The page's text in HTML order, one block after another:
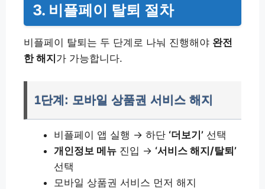
3. 비플페이 탈퇴 절차
비플페이 탈퇴는 두 단계로 나눠 진행해야 완전
한 해지가 가능합니다.
1단계: 모바일 상품권 서비스 해지
비플페이 앱 실행 → 하단 ‘더보기’ 선택
개인정보 메뉴 진입 → ‘서비스 해지/탈퇴’
선택
모바일 상품권 서비스 먼저 해지